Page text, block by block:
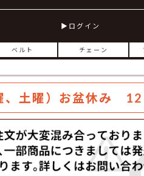
ログイン
ベルト チェーン
土曜）お盆休み 12